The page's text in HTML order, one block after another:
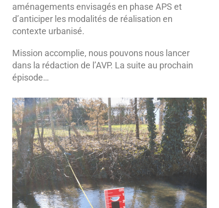
aménagements envisagés en phase APS et
d’anticiper les modalités de réalisation en
contexte urbanisé.
Mission accomplie, nous pouvons nous lancer
dans la rédaction de l’AVP. La suite au prochain
épisode…